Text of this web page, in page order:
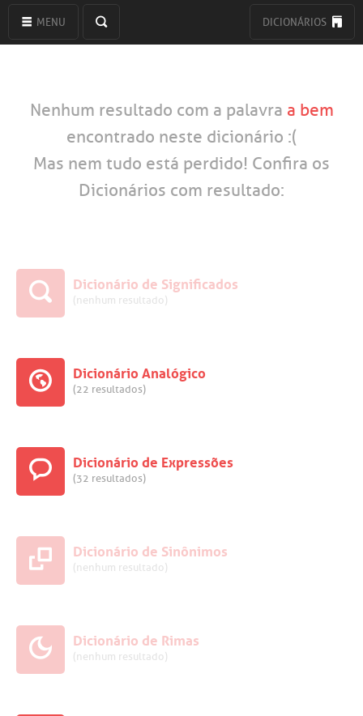
MENU DICIONÁRIOS
Nenhum resultado com a palavra a bem
encontrado neste dicionário :(
Mas nem tudo está perdido! Confira os
Dicionários com resultado:
Dicionário de Significados
(nenhum resultado)
Dicionário Analógico
(22 resultados)
Dicionário de Expressões
(32 resultados)
Dicionário de Sinônimos
(nenhum resultado)
Dicionário de Rimas
(nenhum resultado)